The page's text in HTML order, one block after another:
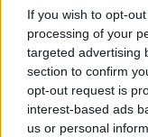
If you wish to opt-
processing of your
targeted advertising
section to confirm
opt-out request is
interest-based ads
us or personal